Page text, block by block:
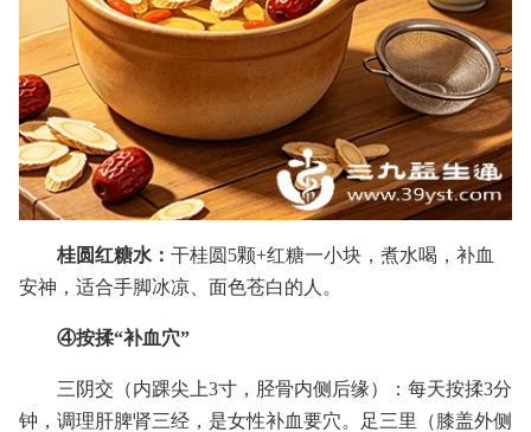
桂圆红糖水： 干桂圆5颗+红糖一小块，煮水喝，补血
安神，适合手脚冰凉、面色苍白的人。
④按揉“补血穴”
三阴交（内踝尖上3寸，胫骨内侧后缘）：每天按揉3分
钟，调理肝脾肾三经，是女性补血要穴。足三里（膝盖外侧